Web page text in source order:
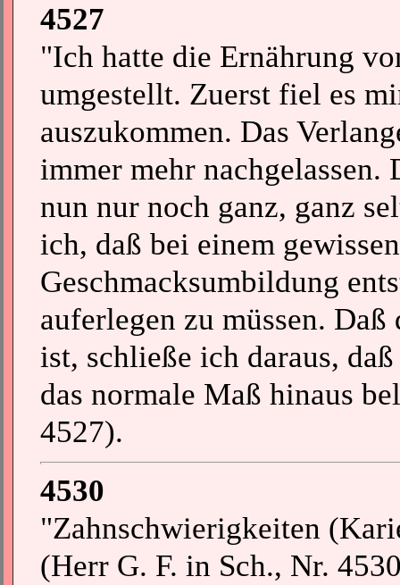
4527
"Ich hatte die Ernährung
umgestellt. Zuerst fiel es
auszukommen. Das
immer mehr nachgelassen.
nun nur noch ganz, ganz
ich, daß bei einem
Geschmacksumbildung
auferlegen zu müssen.
ist, schließe ich daraus,
das normale Maß hinaus
4527).
4530
"Zahnschwierigkeiten
(Herr G. F. in Sch., Nr.